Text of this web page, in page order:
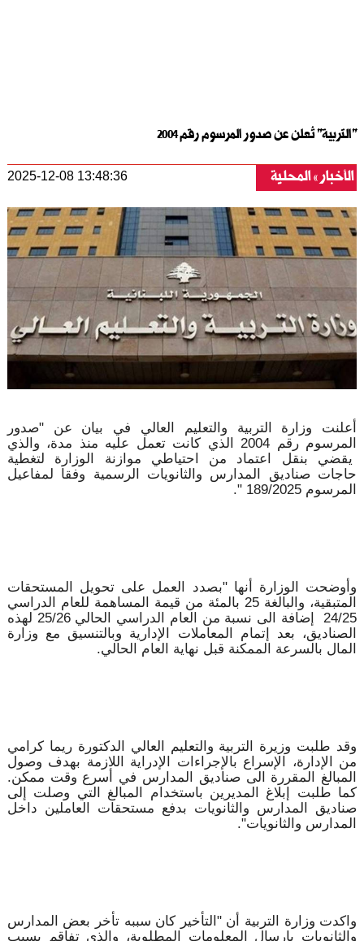
"التربية" تُعلن عن صدور المرسوم رقم 2004
الأخبار المحلية 2025-12-08 13:48:36
أعلنت وزارة التربية والتعليم العالي في بيان عن "صدور
المرسوم رقم 2004 الذي كانت تعمل عليه منذ مدة، والذي
يقضي بنقل اعتماد من احتياطي موازنة الوزارة لتغطية
حاجات صناديق المدارس والثانويات الرسمية وفقا لمفاعيل
المرسوم 189/2025 ".
وأوضحت الوزارة أنها "بصدد العمل على تحويل المستحقات
المتبقية، والبالغة 25 بالمئة من قيمة المساهمة للعام الدراسي
24/25 إضافة الى نسبة من العام الدراسي الحالي 25/26 لهذه
الصناديق، بعد إتمام المعاملات الإدارية وبالتنسيق مع وزارة
المال بالسرعة الممكنة قبل نهاية العام الحالي.
وقد طلبت وزيرة التربية والتعليم العالي الدكتورة ريما كرامي
من الإدارة، الإسراع بالإجراءات الإدراية اللازمة بهدف وصول
المبالغ المقررة الى صناديق المدارس في أسرع وقت ممكن.
كما طلبت إبلاغ المديرين باستخدام المبالغ التي وصلت إلى
صناديق المدارس والثانويات بدفع مستحقات العاملين داخل
المدارس والثانويات".
واكدت وزارة التربية أن "التأخير كان سببه تأخر بعض المدارس
والثانويات بإرسال المعلومات المطلوبة، والذي تفاقم بسبب